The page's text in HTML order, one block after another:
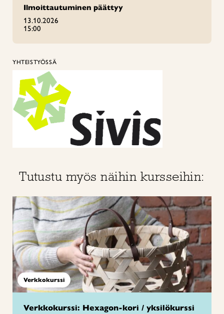
Ilmoittautuminen päättyy
13.10.2026
15:00
YHTEISTYÖSSÄ
Tutustu myös näihin kursseihin:
Verkkokurssi
Verkkokurssi: Hexagon-kori / yksilökurssi